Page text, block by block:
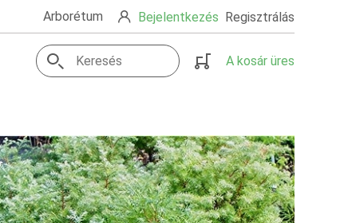
Arborétum Bejelentkezés Regisztrálás
A kosár üres